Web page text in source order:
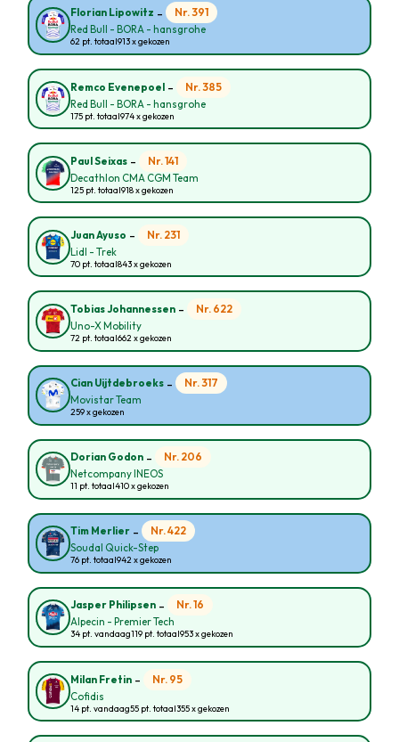
Florian Lipowitz - Nr. 391
Red Bull - BORA - hansgrohe
62 pt. totaal913 x gekozen
Remco Evenepoel - Nr. 385
Red Bull - BORA - hansgrohe
175 pt. totaal974 x gekozen
Paul Seixas - Nr. 141
Decathlon CMA CGM Team
125 pt. totaal918 x gekozen
Juan Ayuso - Nr. 231
Lidl - Trek
70 pt. totaal843 x gekozen
Tobias Johannessen - Nr. 622
Uno-X Mobility
72 pt. totaal662 x gekozen
Cian Uijtdebroeks - Nr. 317
Movistar Team
259 x gekozen
Dorian Godon - Nr. 206
Netcompany INEOS
11 pt. totaal410 x gekozen
Tim Merlier - Nr. 422
Soudal Quick-Step
76 pt. totaal942 x gekozen
Jasper Philipsen - Nr. 16
Alpecin - Premier Tech
34 pt. vandaag119 pt. totaal953 x gekozen
Milan Fretin - Nr. 95
Cofidis
14 pt. vandaag55 pt. totaal355 x gekozen